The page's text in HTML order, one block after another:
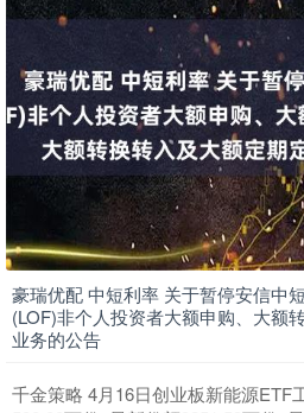
豪瑞优配 中短利率 关于暂停安信中
(LOF)非个人投资者大额申购、大额
业务的公告
千金策略 4月16日创业板新能源ETF